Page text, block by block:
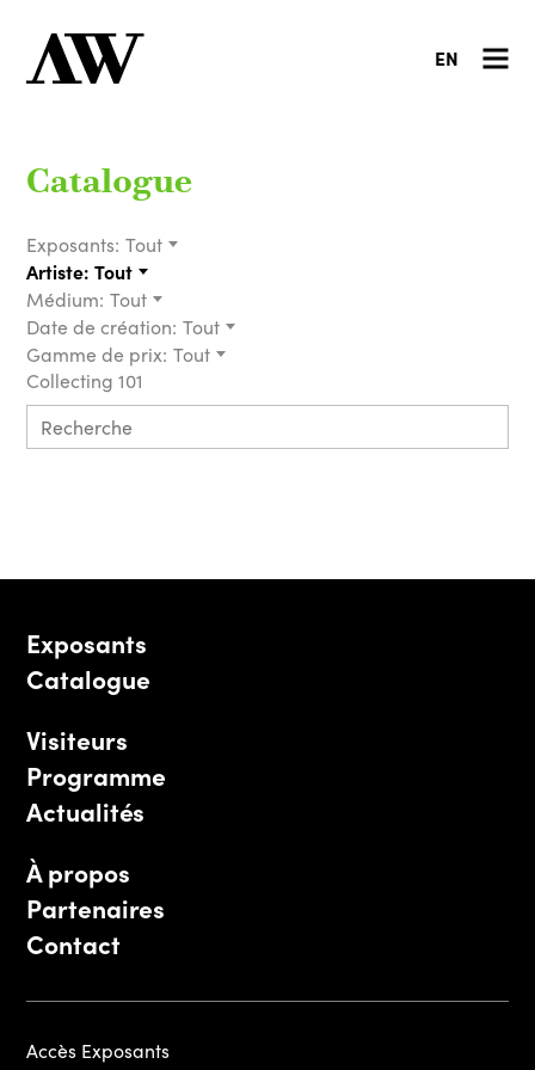
EN
Catalogue
Exposants: Tout
Artiste: Tout
Médium: Tout
Date de création: Tout
Gamme de prix: Tout
Collecting 101
Exposants
Catalogue
Visiteurs
Programme
Actualités
À propos
Partenaires
Contact
Accès Exposants